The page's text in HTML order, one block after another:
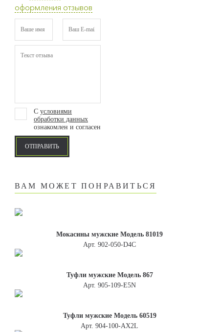
оформления отзывов
С условиями
обработки данных
ознакомлен и согласен
ОТПРАВИТЬ
ВАМ МОЖЕТ ПОНРАВИТЬСЯ
Мокасины мужские Модель 81019
Арт. 902-050-D4С
Туфли мужские Модель 867
Арт. 905-109-E5N
Туфли мужские Модель 60519
Арт. 904-100-АХ2L